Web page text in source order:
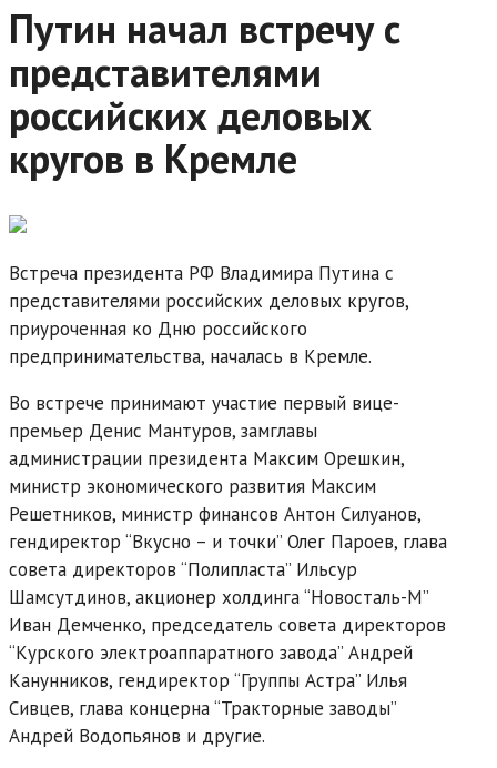
Путин начал встречу с
представителями
российских деловых
кругов в Кремле
Встреча президента РФ Владимира Путина с
представителями российских деловых кругов,
приуроченная ко Дню российского
предпринимательства, началась в Кремле.
Во встрече принимают участие первый вице-
премьер Денис Мантуров, замглавы
администрации президента Максим Орешкин,
министр экономического развития Максим
Решетников, министр финансов Антон Силуанов,
гендиректор “Вкусно – и точки” Олег Пароев, глава
совета директоров “Полипласта” Ильсур
Шамсутдинов, акционер холдинга “Новосталь-М”
Иван Демченко, председатель совета директоров
“Курского электроаппаратного завода” Андрей
Канунников, гендиректор “Группы Астра” Илья
Сивцев, глава концерна “Тракторные заводы”
Андрей Водопьянов и другие.